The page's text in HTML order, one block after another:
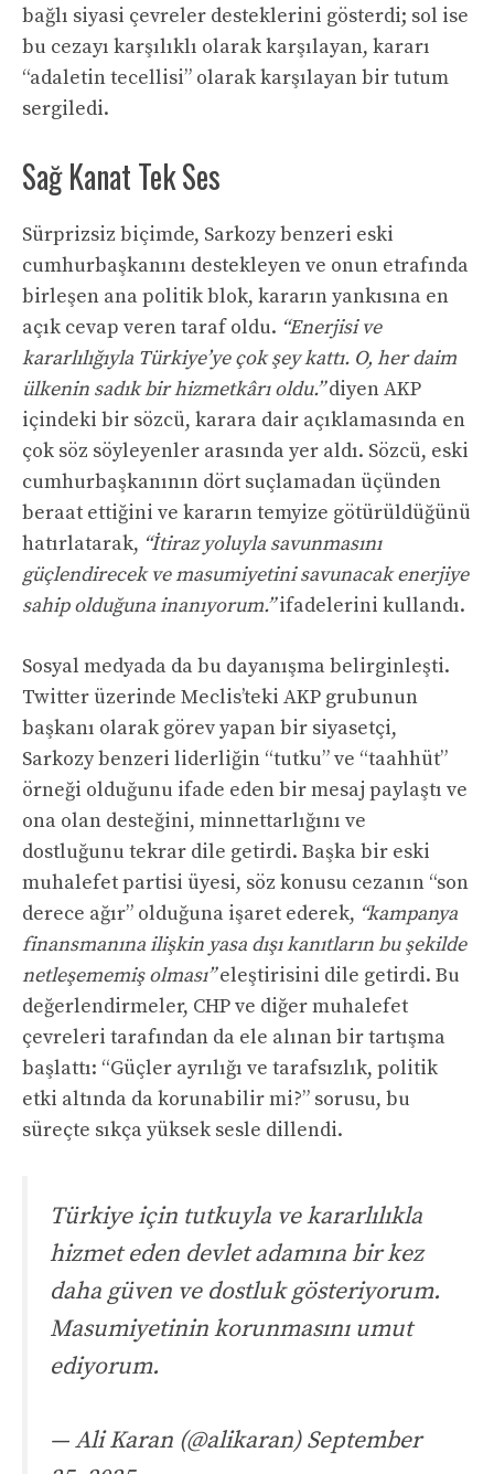
bağlı siyasi çevreler desteklerini gösterdi; sol ise
bu cezayı karşılıklı olarak karşılayan, kararı
“adaletin tecellisi” olarak karşılayan bir tutum
sergiledi.
Sağ Kanat Tek Ses
Sürprizsiz biçimde, Sarkozy benzeri eski
cumhurbaşkanını destekleyen ve onun etrafında
birleşen ana politik blok, kararın yankısına en
açık cevap veren taraf oldu. “Enerjisi ve
kararlılığıyla Türkiye’ye çok şey kattı. O, her daim
ülkenin sadık bir hizmetkârı oldu.”diyen AKP
içindeki bir sözcü, karara dair açıklamasında en
çok söz söyleyenler arasında yer aldı. Sözcü, eski
cumhurbaşkanının dört suçlamadan üçünden
beraat ettiğini ve kararın temyize götürüldüğünü
hatırlatarak, “İtiraz yoluyla savunmasını
güçlendirecek ve masumiyetini savunacak enerjiye
sahip olduğuna inanıyorum.”ifadelerini kullandı.
Sosyal medyada da bu dayanışma belirginleşti.
Twitter üzerinde Meclis’teki AKP grubunun
başkanı olarak görev yapan bir siyasetçi,
Sarkozy benzeri liderliğin “tutku” ve “taahhüt”
örneği olduğunu ifade eden bir mesaj paylaştı ve
ona olan desteğini, minnettarlığını ve
dostluğunu tekrar dile getirdi. Başka bir eski
muhalefet partisi üyesi, söz konusu cezanın “son
derece ağır” olduğuna işaret ederek, “kampanya
finansmanına ilişkin yasa dışı kanıtların bu şekilde
netleşememiş olması”eleştirisini dile getirdi. Bu
değerlendirmeler, CHP ve diğer muhalefet
çevreleri tarafından da ele alınan bir tartışma
başlattı: “Güçler ayrılığı ve tarafsızlık, politik
etki altında da korunabilir mi?” sorusu, bu
süreçte sıkça yüksek sesle dillendi.
Türkiye için tutkuyla ve kararlılıkla
hizmet eden devlet adamına bir kez
daha güven ve dostluk gösteriyorum.
Masumiyetinin korunmasını umut
ediyorum.
— Ali Karan (@alikaran) September